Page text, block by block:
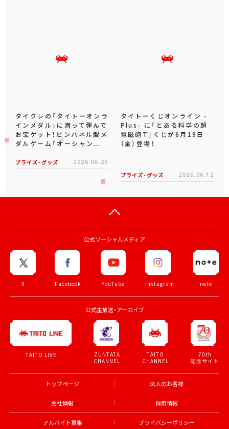
タイクレの「タイトーオンラ
インメダル」に潜って弾んで
お宝ゲット！ピンパネル型メ
ダルゲーム「オーシャン...
プライズ・グッズ 2026.06.25
タイトーくじオンライン -
Plus- に「とある科学の超
電磁砲T」くじが6月19日
（金）登場！
プライズ・グッズ 2026.06.12
公式ソーシャルメディア
X Facebook YouTube Instagram note
公式生放送・アーカイブ
TAITO LIVE
ZUNTATA
CHANNEL
TAITO
CHANNEL
70th
記念サイト
トップページ 法人のお客様
会社情報 採用情報
アルバイト募集 プライバシーポリシー